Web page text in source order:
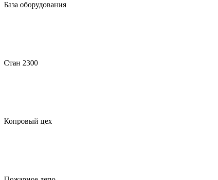
База оборудования
Стан 2300
Копровый цех